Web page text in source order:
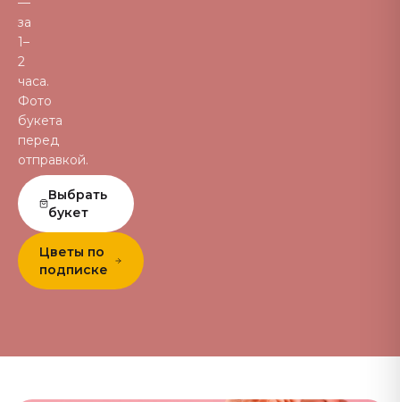
за
1–
2
часа.
Фото
букета
перед
отправкой.
Выбрать
букет
Цветы по
подписке